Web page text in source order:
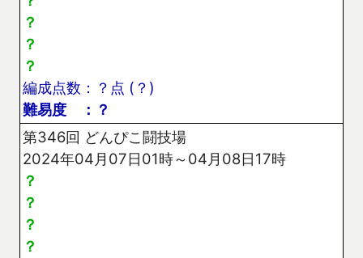
？
？
？
編成点数：？点 (？)
難易度 ：？
第346回 どんぴこ闘技場
2024年04月07日01時～04月08日17時
？
？
？
？